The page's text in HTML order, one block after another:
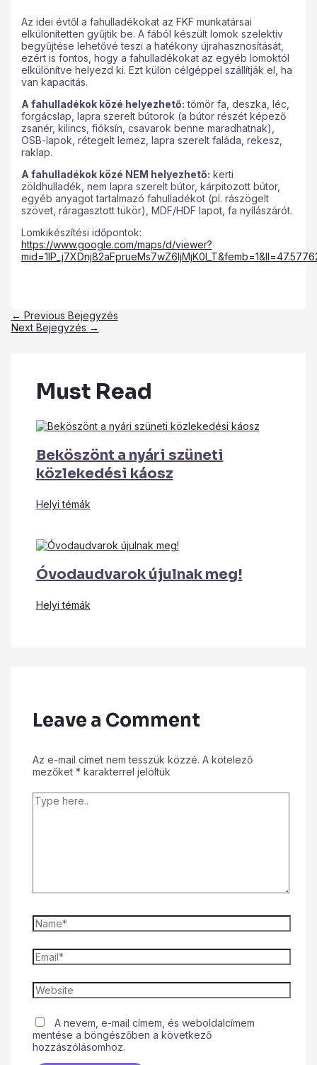
Az idei évtől a fahulladékokat az FKF munkatársai
elkülönítetten gyűjtik be. A fából készült lomok szelektív
begyűjtése lehetővé teszi a hatékony újrahasznosítását,
ezért is fontos, hogy a fahulladékokat az egyéb lomoktól
elkülönítve helyezd ki. Ezt külön célgéppel szállítják el, ha
van kapacitás.
A fahulladékok közé helyezhető: tömör fa, deszka, léc,
forgácslap, lapra szerelt bútorok (a bútor részét képező
zsanér, kilincs, fióksín, csavarok benne maradhatnak),
OSB-lapok, rétegelt lemez, lapra szerelt faláda, rekesz,
raklap.
A fahulladékok közé NEM helyezhető: kerti
zöldhulladék, nem lapra szerelt bútor, kárpitozott bútor,
egyéb anyagot tartalmazó fahulladékot (pl. rászögelt
szövet, ráragasztott tükör), MDF/HDF lapot, fa nyílászárót.
Lomkikészítési időpontok:
https://www.google.com/maps/d/viewer?
← Previous Bejegyzés
Next Bejegyzés →
Must Read
Beköszönt a nyári szüneti
közlekedési káosz
Helyi témák
Óvodaudvarok újulnak meg!
Helyi témák
Leave a Comment
Az e-mail címet nem tesszük közzé. A kötelező
mezőket * karakterrel jelöltük
A nevem, e-mail címem, és weboldalcímem
mentése a böngészőben a következő
hozzászólásomhoz.